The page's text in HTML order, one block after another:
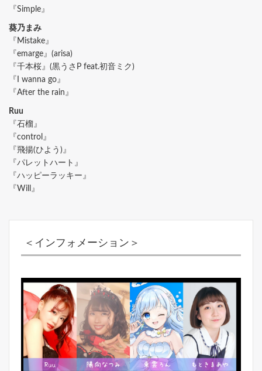
『Simple』
葵乃まみ
『Mistake』
『emarge』(arisa)
『千本桜』(黒うさP feat.初音ミク)
『I wanna go』
『After the rain』
Ruu
『石榴』
『control』
『飛揚(ひよう)』
『パレットハート』
『ハッピーラッキー』
『Will』
＜インフォメーション＞